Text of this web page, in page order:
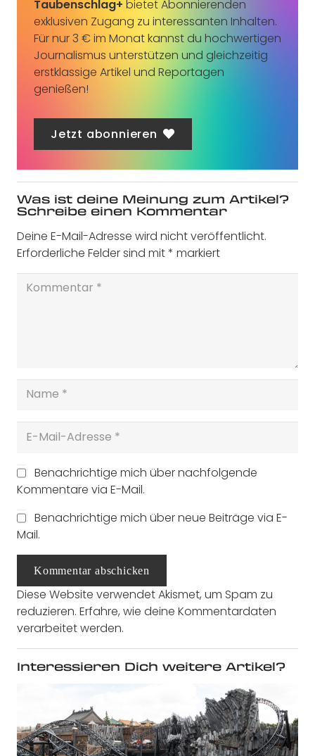
Taubenschlag+ bietet Abonnierenden
exklusiven Zugang zu interessanten Inhalten.
Für nur 3 € im Monat kannst du hochwertigen
Journalismus unterstützen und gleichzeitig
erstklassige Artikel und Reportagen
genießen!
Jetzt abonnieren
Was ist deine Meinung zum Artikel?
Schreibe einen Kommentar
Deine E-Mail-Adresse wird nicht veröffentlicht.
Erforderliche Felder sind mit* markiert
Benachrichtige mich über nachfolgende
Kommentare via E-Mail.
Benachrichtige mich über neue Beiträge via E-
Mail.
Kommentar abschicken
Diese Website verwendet Akismet, um Spam zu
reduzieren. Erfahre, wie deine Kommentardaten
verarbeitet werden.
Interessieren Dich weitere Artikel?